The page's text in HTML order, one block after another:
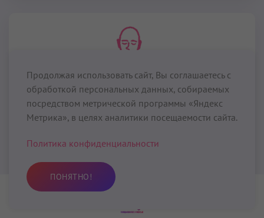
По подписке Крийи для нижнего треугольника
Крийя для инстинктивного Я
Продолжая использовать сайт, Вы соглашаетесь с
обработкой персональных данных, собираемых
посредством метрической программы «Яндекс
Метрика», в целях аналитики посещаемости сайта.
Политика конфиденциальности
ПОНЯТНО!